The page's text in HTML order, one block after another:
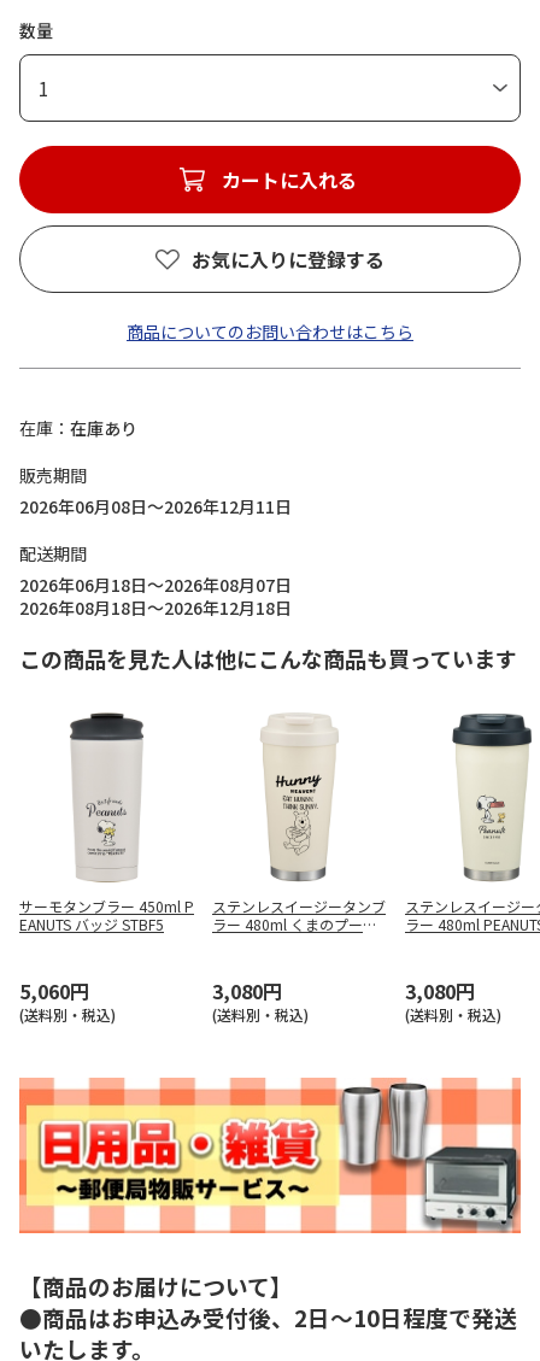
数量
1
カートに入れる
お気に入りに登録する
商品についてのお問い合わせはこちら
在庫
在庫あり
販売期間
2026年06月08日～2026年12月11日
配送期間
2026年06月18日～2026年08月07日
2026年08月18日～2026年12月18日
この商品を見た人は他にこんな商品も買っています
サーモタンブラー 450ml P
EANUTS バッジ STBF5
5,060円
(送料別・税込)
ステンレスイージータンブ
ラー 480ml くまのプーさ
3,080円
(送料別・税込)
ステンレスイージー
ラー 480ml
3,080円
(送料別・税込)
【商品のお届けについて】
●商品はお申込み受付後、2日～10日程度で発送
いたします。